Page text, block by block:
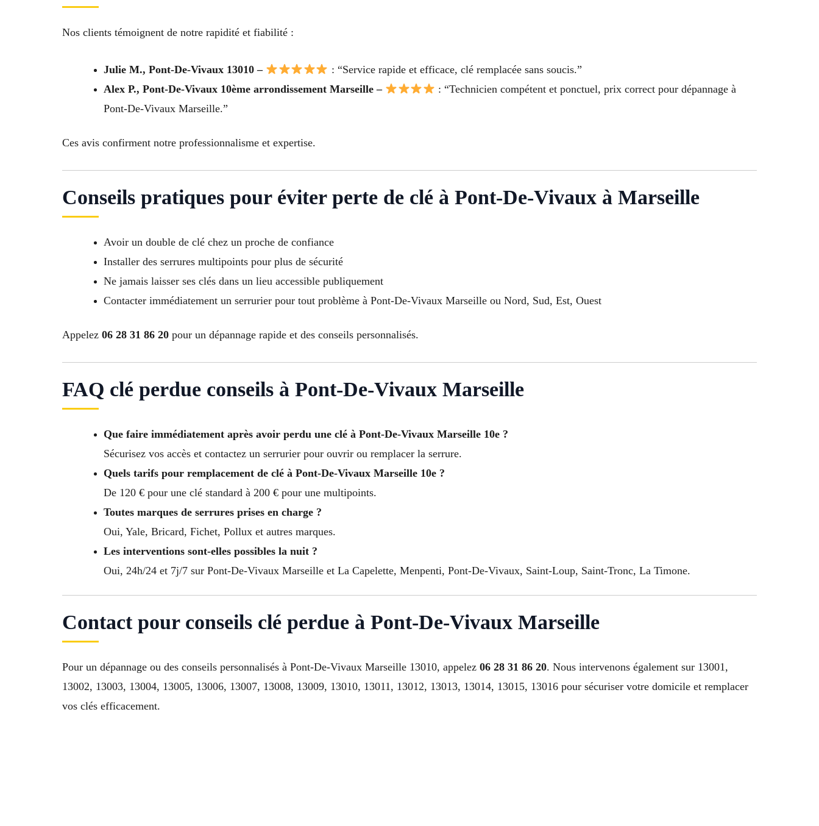
Nos clients témoignent de notre rapidité et fiabilité :
Julie M., Pont-De-Vivaux 13010 –
: “Service rapide et efficace, clé remplacée sans soucis.”
Alex P., Pont-De-Vivaux 10ème arrondissement Marseille –
: “Technicien compétent et ponctuel, prix correct pour dépannage à
Pont-De-Vivaux Marseille.”
Ces avis confirment notre professionnalisme et expertise.
Conseils pratiques pour éviter perte de clé à Pont-De-Vivaux à Marseille
Avoir un double de clé chez un proche de confiance
Installer des serrures multipoints pour plus de sécurité
Ne jamais laisser ses clés dans un lieu accessible publiquement
Contacter immédiatement un serrurier pour tout problème à Pont-De-Vivaux Marseille ou Nord, Sud, Est, Ouest
Appelez 06 28 31 86 20 pour un dépannage rapide et des conseils personnalisés.
FAQ clé perdue conseils à Pont-De-Vivaux Marseille
Que faire immédiatement après avoir perdu une clé à Pont-De-Vivaux Marseille 10e ?
Sécurisez vos accès et contactez un serrurier pour ouvrir ou remplacer la serrure.
Quels tarifs pour remplacement de clé à Pont-De-Vivaux Marseille 10e ?
De 120 € pour une clé standard à 200 € pour une multipoints.
Toutes marques de serrures prises en charge ?
Oui, Yale, Bricard, Fichet, Pollux et autres marques.
Les interventions sont-elles possibles la nuit ?
Oui, 24h/24 et 7j/7 sur Pont-De-Vivaux Marseille et La Capelette, Menpenti, Pont-De-Vivaux, Saint-Loup, Saint-Tronc, La Timone.
Contact pour conseils clé perdue à Pont-De-Vivaux Marseille
Pour un dépannage ou des conseils personnalisés à Pont-De-Vivaux Marseille 13010, appelez 06 28 31 86 20. Nous intervenons également sur 13001,
13002, 13003, 13004, 13005, 13006, 13007, 13008, 13009, 13010, 13011, 13012, 13013, 13014, 13015, 13016 pour sécuriser votre domicile et remplacer
vos clés efficacement.